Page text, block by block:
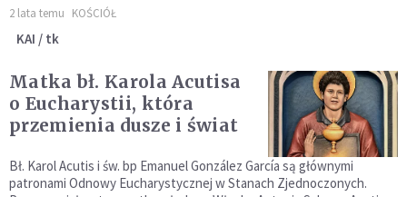
2 lata temu KOŚCIÓŁ
KAI / tk
Matka bł. Karola Acutisa
o Eucharystii, która
przemienia dusze i świat
Bł. Karol Acutis i św. bp Emanuel González García są głównymi
patronami Odnowy Eucharystycznej w Stanach Zjednoczonych.